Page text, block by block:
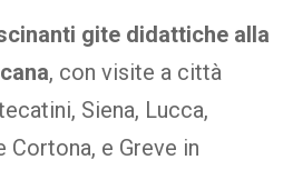
gite didattiche alla
, con visite a città
Siena, Lucca,
e Greve in